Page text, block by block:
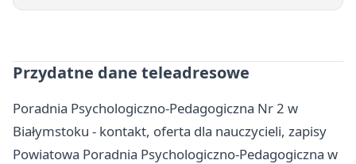
Przydatne dane teleadresowe
Poradnia Psychologiczno-Pedagogiczna Nr 2 w
Białymstoku - kontakt, oferta dla nauczycieli, zapisy
Powiatowa Poradnia Psychologiczno-Pedagogiczna w